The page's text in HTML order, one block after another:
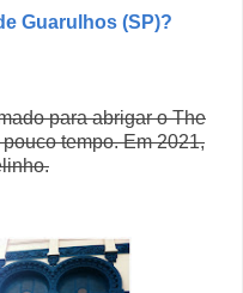
Guarulhos (SP)?
para abrigar o The
tempo. Em 2021,